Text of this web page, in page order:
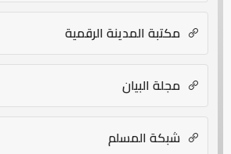
مكتبة المدينة الرقمية
مجلة البيان
شبكة المسلم